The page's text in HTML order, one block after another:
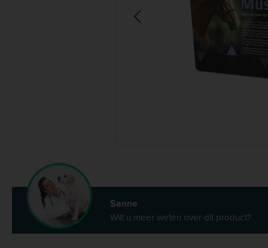
Sanne
Wilt u meer weten over dit product?